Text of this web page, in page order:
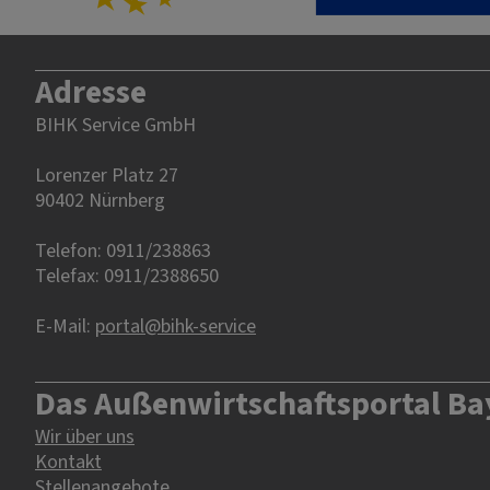
Adresse
BIHK Service GmbH
Lorenzer Platz 27
90402 Nürnberg‎‎
Telefon: 0911/238863
Telefax: 0911/2388650
E-Mail: portal@bihk-service
Das Außenwirtschaftsportal
Wir über uns
Kontakt